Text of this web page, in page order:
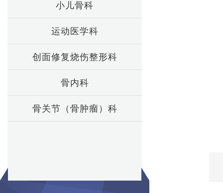
小儿骨科
运动医学科
创面修复烧伤整形科
骨内科
骨关节（骨肿瘤）科